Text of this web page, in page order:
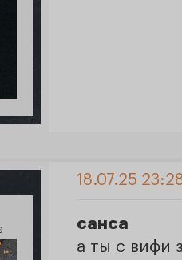
18.07.25
санса
а ты с вифи